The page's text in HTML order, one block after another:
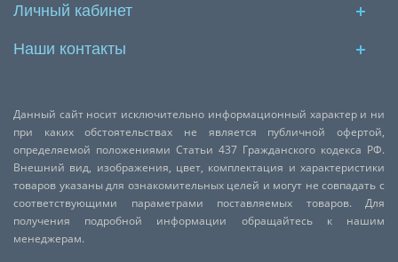
Личный кабинет
Наши контакты
Данный сайт носит исключительно информационный характер и ни
при каких обстоятельствах не является публичной офертой,
определяемой положениями Статьи 437 Гражданского кодекса РФ.
Внешний вид, изображения, цвет, комплектация и характеристики
товаров указаны для ознакомительных целей и могут не совпадать с
соответствующими параметрами поставляемых товаров. Для
получения подробной информации обращайтесь к нашим
менеджерам.